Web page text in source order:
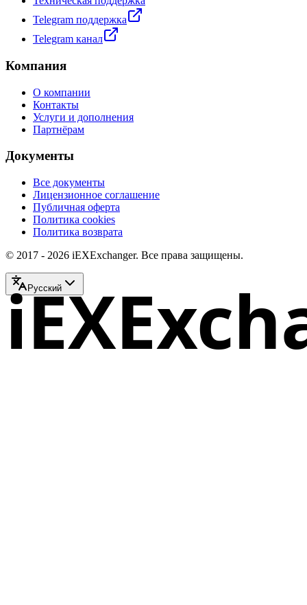
Telegram поддержка
Telegram канал
Компания
О компании
Контакты
Услуги и дополнения
Партнёрам
Документы
Все документы
Лицензионное соглашение
Публичная оферта
Политика cookies
Политика возврата
© 2017 - 2026 iEXExchanger. Все права защищены.
Русский